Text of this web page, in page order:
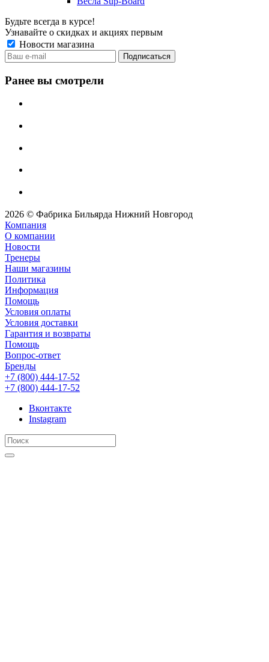
Будьте всегда в курсе!
Узнавайте о скидках и акциях первым
Новости магазина
Ранее вы смотрели
2026 © Фабрика Бильярда Нижний Новгород
Компания
О компании
Новости
Тренеры
Наши магазины
Политика
Информация
Помощь
Условия оплаты
Условия доставки
Гарантия и возвраты
Помощь
Вопрос-ответ
Бренды
+7 (800) 444-17-52
+7 (800) 444-17-52
Вконтакте
Instagram